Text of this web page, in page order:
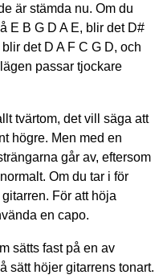
är stämda nu. Om du
E B G D A E, blir det D#
det D A F C G D, och
passar tjockare
tvärtom, det vill säga att
högre. Men med en
går av, eftersom
Om du tar i för
För att höja
en capo.
sätts fast på en av
sätt höjer gitarrens tonart.